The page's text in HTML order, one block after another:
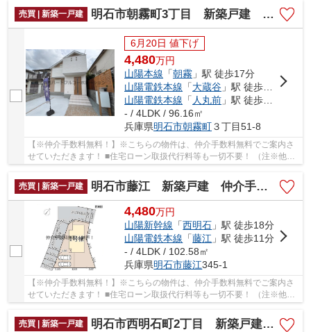
売買 | 新築一戸建
明石市朝霧町3丁目 新築戸建 仲介手数料無料！
6月20日 値下げ
4,480万円
山陽本線 「朝霧 」駅 徒歩17分
山陽電鉄本線 「大蔵谷 」駅 徒歩16分
山陽電鉄本線 「 人丸前 」駅 徒歩24分
- / 4LDK / 96.16㎡
兵庫県明石市朝霧町３丁目51-8
【※仲介手数料無料！】※こちらの物件は、仲介手数料無料でご案内さ
せていただきます！ ■住宅ローン取扱代行料等も一切不要！ （注※他社
では事務手数料として5万円～10万円必要な場合が...
売買 | 新築一戸建
明石市藤江 新築戸建 仲介手数料無料！
4,480万円
山陽新幹線 「西明石 」駅 徒歩18分
山陽電鉄本線 「藤江 」駅 徒歩11分
- / 4LDK / 102.58㎡
兵庫県明石市藤江345-1
【※仲介手数料無料！】※こちらの物件は、仲介手数料無料でご案内さ
せていただきます！ ■住宅ローン取扱代行料等も一切不要！ （注※他社
では事務手数料として5万円～10万円必要な場合...
売買 | 新築一戸建
明石市西明石町2丁目 新築戸建1号棟 仲介手数料無料！